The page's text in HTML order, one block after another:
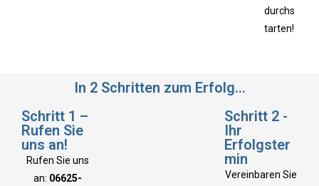
durchs
tarten!
In 2 Schritten zum Erfolg…
Schritt 1 –
Rufen Sie
uns an!
Rufen Sie uns
an: 06625-
Schritt 2 -
Ihr
Erfolgster
min
Vereinbaren Sie